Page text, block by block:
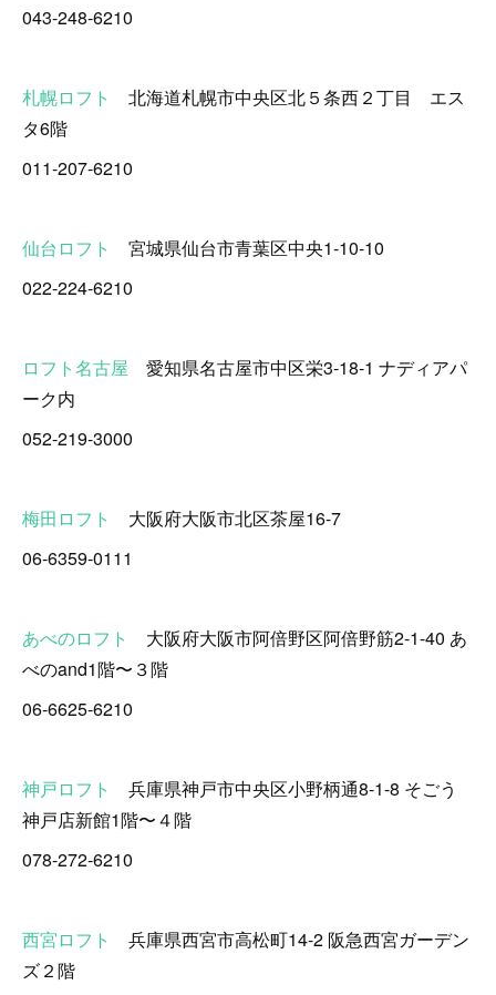
043-248-6210
札幌ロフト
北海道札幌市中央区北５条西２丁目 エス
タ6階
011-207-6210
仙台ロフト
宮城県仙台市青葉区中央1-10-10
022-224-6210
ロフト名古屋 愛知県名古屋市中区栄3-18-1 ナディアパ
ーク内
052-219-3000
梅田ロフト
大阪府大阪市北区茶屋16-7
06-6359-0111
あべのロフト
大阪府大阪市阿倍野区阿倍野筋2-1-40 あ
べのand1階〜３階
06-6625-6210
神戸ロフト
兵庫県神戸市中央区小野柄通8-1-8 そごう
神戸店新館1階〜４階
078-272-6210
西宮ロフト
兵庫県西宮市高松町14-2 阪急西宮ガーデン
ズ２階